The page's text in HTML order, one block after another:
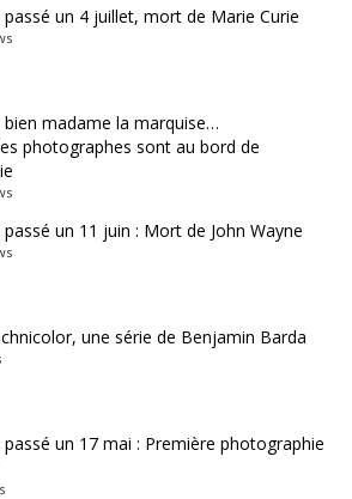
passé un 4 juillet, mort de Marie Curie
bien madame la marquise…
photographes sont au bord de
passé un 11 juin : Mort de John Wayne
une série de Benjamin Barda
passé un 17 mai : Première photographie